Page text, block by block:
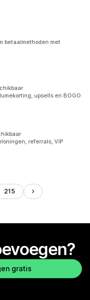
betaalmethoden met
upsells en BOGO
referrals, VIP
215
gratis